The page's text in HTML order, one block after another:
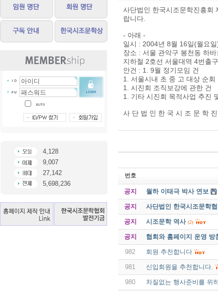
4,128
9,007
27,142
5,698,236
사단법인 한국시조문학진흥회
랍니다.
- 아래 -
일시 : 2004년 8월 16일(월요
장소 : 서울 관악구 봉천동 하
지하철 2호선 서울대역 4번출
안건 : 1. 9월 정기모임 건
1. 서울시내 초 중 고 대상 순
1. 시진회 조직보강에 관한 건
1. 기타 시진회 목적사업 추진
사 단 법 인 한 국 시 조 문 학
번호
공지 월하 이태극 박사 연보
공지 사단법인 한국시조문학
공지 시조문학 역사 (2)
공지 협회와 홈페이지 운영 방
982 회원 추천합니다
981 신입회원을 추천합니다.
980 차질없는 행사준비를 위